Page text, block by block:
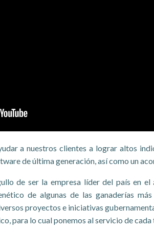
a nuestros clientes a lograr altos
de última generación, así como un
de ser la empresa líder del país en
de algunas de las ganaderías
proyectos e iniciativas
para lo cual ponemos al servicio de